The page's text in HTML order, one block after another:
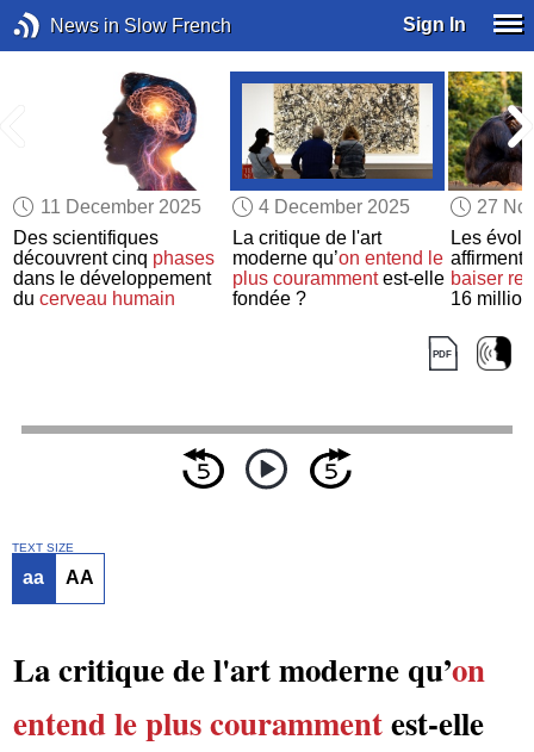
News in Slow French Sign In
11 December 2025
Des scientifiques
découvrent cinq phases
dans le développement
ducerveau humain
4 December 2025
La critique de l'art
moderne qu’on entend le
plus courammentest-elle
fondée ?
27
Les
affirment
baiser
16
TEXT SIZE
aa AA
La critique de l'art moderne qu’on
entendle plus courammentest-elle